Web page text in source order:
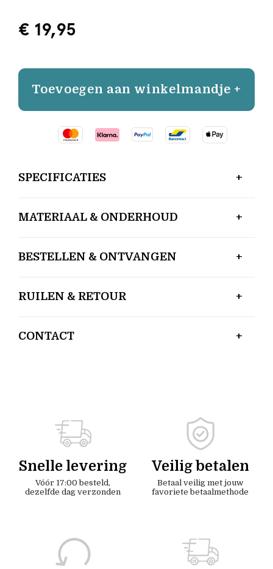
€ 19,95
Toevoegen aan winkelmandje +
SPECIFICATIES
MATERIAAL & ONDERHOUD
BESTELLEN & ONTVANGEN
RUILEN & RETOUR
CONTACT
Snelle levering
Vóór 17:00 besteld,
dezelfde dag verzonden
Veilig betalen
Betaal veilig met jouw
favoriete betaalmethode